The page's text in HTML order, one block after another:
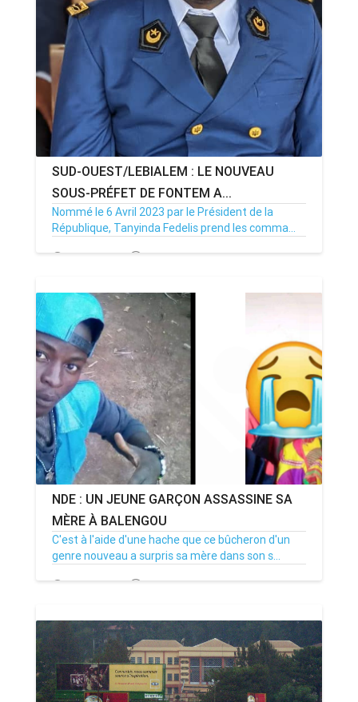
ANNONCE
ART & CULTURE & TRADITION
ASSAINISSEMENT
BREAKING-NEWS
CAMEROUN
PLUS
SUD-OUEST/LEBIALEM : LE NOUVEAU
SOUS-PRÉFET DE FONTEM A...
Nommé le 6 Avril 2023 par le Président de la
République, Tanyinda Fedelis prend les comma...
05/05/23 Par MenouActu 0
NDE : UN JEUNE GARÇON ASSASSINE SA
MÈRE À BALENGOU
C'est à l'aide d'une hache que ce bûcheron d'un
genre nouveau a surpris sa mère dans son s...
20/10/22 Par MenouActu 0